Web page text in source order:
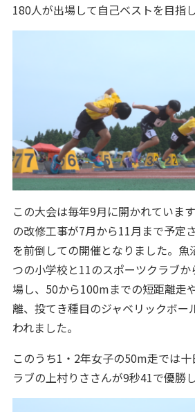
180人が出場して自己ベストを目指
この大会は毎年9月に開かれていま
の改修工事が7月から11月まで予定
を前倒しての開催となりました。魚
つの小学校と11のスポーツクラブ
場し、50から100mまでの短距離走
離、投てき種目のジャベリックボー
われました。
このうち1・2年女子の50m走では
ラブの上村りささんが9秒41で優勝